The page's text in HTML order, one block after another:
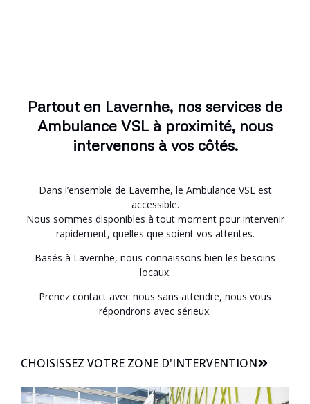
Partout en Lavernhe, nos services de
Ambulance VSL à proximité, nous
intervenons à vos côtés.
Dans l’ensemble de Lavernhe, le Ambulance VSL est
accessible.
Nous sommes disponibles à tout moment pour intervenir
rapidement, quelles que soient vos attentes.
Basés à Lavernhe, nous connaissons bien les besoins
locaux.
Prenez contact avec nous sans attendre, nous vous
répondrons avec sérieux.
CHOISISSEZ VOTRE ZONE D'INTERVENTION